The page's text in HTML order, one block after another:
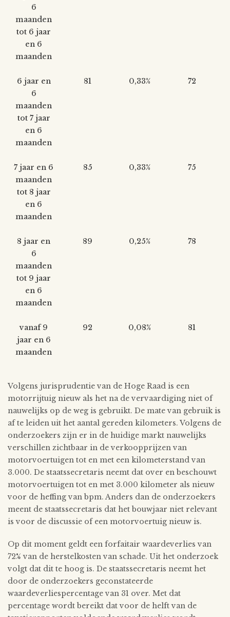
6
maanden
tot 6 jaar
en 6
maanden
6 jaar en
6
maanden
tot 7 jaar
en 6
maanden
81 0,33% 72
7 jaar en 6
maanden
tot 8 jaar
en 6
maanden
85 0,33% 75
8 jaar en
6
maanden
tot 9 jaar
en 6
maanden
89 0,25% 78
vanaf 9
jaar en 6
maanden
92 0,08% 81
Volgens jurisprudentie van de Hoge Raad is een
motorrijtuig nieuw als het na de vervaardiging niet of
nauwelijks op de weg is gebruikt. De mate van gebruik is
af te leiden uit het aantal gereden kilometers. Volgens de
onderzoekers zijn er in de huidige markt nauwelijks
verschillen zichtbaar in de verkoopprijzen van
motorvoertuigen tot en met een kilometerstand van
3.000. De staatssecretaris neemt dat over en beschouwt
motorvoertuigen tot en met 3.000 kilometer als nieuw
voor de heffing van bpm. Anders dan de onderzoekers
meent de staatssecretaris dat het bouwjaar niet relevant
is voor de discussie of een motorvoertuig nieuw is.
Op dit moment geldt een forfaitair waardeverlies van
72% van de herstelkosten van schade. Uit het onderzoek
volgt dat dit te hoog is. De staatssecretaris neemt het
door de onderzoekers geconstateerde
waardeverliespercentage van 31 over. Met dat
percentage wordt bereikt dat voor de helft van de